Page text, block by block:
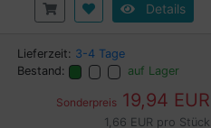
Details
Lieferzeit: 3-4 Tage
Bestand:
auf Lager
Sonderpreis 19,94 EUR
1,66 EUR pro Stück